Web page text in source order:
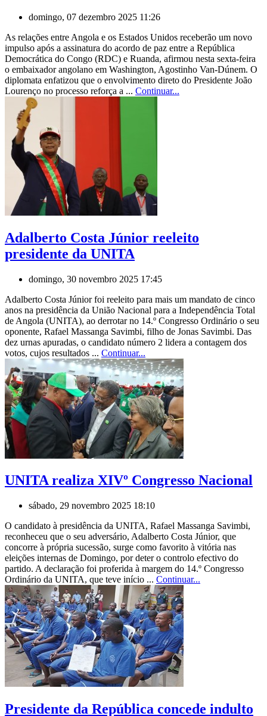
domingo, 07 dezembro 2025 11:26
As relações entre Angola e os Estados Unidos receberão um novo
impulso após a assinatura do acordo de paz entre a República
Democrática do Congo (RDC) e Ruanda, afirmou nesta sexta-feira
o embaixador angolano em Washington, Agostinho Van-Dúnem. O
diplomata enfatizou que o envolvimento direto do Presidente João
Lourenço no processo reforça a ... Continuar...
Adalberto Costa Júnior reeleito
presidente da UNITA
domingo, 30 novembro 2025 17:45
Adalberto Costa Júnior foi reeleito para mais um mandato de cinco
anos na presidência da União Nacional para a Independência Total
de Angola (UNITA), ao derrotar no 14.º Congresso Ordinário o seu
oponente, Rafael Massanga Savimbi, filho de Jonas Savimbi. Das
dez urnas apuradas, o candidato número 2 lidera a contagem dos
votos, cujos resultados ... Continuar...
UNITA realiza XIVº Congresso Nacional
sábado, 29 novembro 2025 18:10
O candidato à presidência da UNITA, Rafael Massanga Savimbi,
reconheceu que o seu adversário, Adalberto Costa Júnior, que
concorre à própria sucessão, surge como favorito à vitória nas
eleições internas de Domingo, por deter o controlo efectivo do
partido. A declaração foi proferida à margem do 14.º Congresso
Ordinário da UNITA, que teve início ... Continuar...
Presidente da República concede indulto